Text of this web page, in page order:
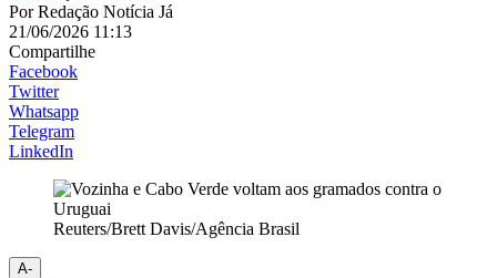
PorRedação Notícia Já
21/06/2026 11:13
Compartilhe
Facebook
Twitter
Whatsapp
Telegram
LinkedIn
Reuters/Brett Davis/Agência Brasil
A-